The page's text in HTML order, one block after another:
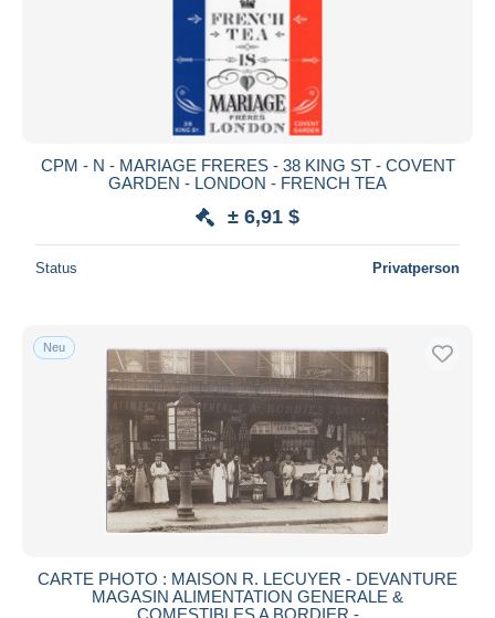
CPM - N - MARIAGE FRERES - 38 KING ST - COVENT
GARDEN - LONDON - FRENCH TEA
± 6,91 $
Status Privatperson
Neu
CARTE PHOTO : MAISON R. LECUYER - DEVANTURE
MAGASIN ALIMENTATION GENERALE &
COMESTIBLES A BORDIER -